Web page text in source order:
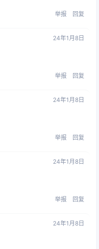
举报 回复
24年1月8日
举报 回复
24年1月8日
举报 回复
24年1月8日
举报 回复
24年1月8日